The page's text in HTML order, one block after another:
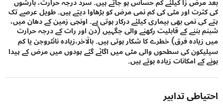
زا کیلئے کم حساس ہو جاتے ہیں۔ سرد درجہ حرارت، بارشوں
اور مٹی کی کم نمی مرض کو بڑھاوا دیتے ہیں۔ طویل عرصے تک
نمی بھی بیماری کیلئے درکار ہوتی ہے۔ اونچی زمین کے دھان میں،
کے قابلیت رکھنے والی جگہیں (دن اور رات کے درجہ حرارت
فرق) خطرے کا شکار ہوتی ہیں۔ بالآخر،زیادہ نائٹروجن یا کم
کی سطحوں والی مٹی میں اگائے گئے پودوں میں مرض کے پیدا
امکانات زیادہ ہوتے ہیں۔
تدابیر